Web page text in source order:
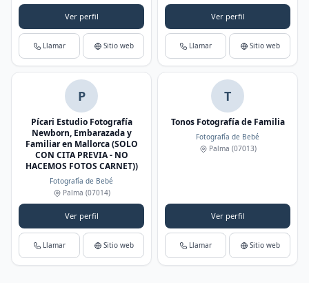
Ver perfil
Llamar Sitio web
Ver perfil
Llamar Sitio web
P
Pícari Estudio Fotografía
Newborn, Embarazada y
Familiar en Mallorca (SOLO
CON CITA PREVIA - NO
HACEMOS FOTOS CARNET))
Fotografía de Bebé
Palma (07014)
Ver perfil
Llamar Sitio web
T
Tonos Fotografía de Familia
Fotografía de Bebé
Palma (07013)
Ver perfil
Llamar Sitio web